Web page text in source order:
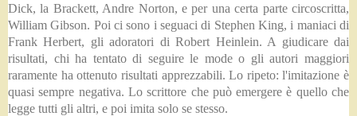
Dick, la Brackett, Andre Norton, e per una certa parte circoscritta,
William Gibson. Poi ci sono i seguaci di Stephen King, i maniaci di
Frank Herbert, gli adoratori di Robert Heinlein. A giudicare dai
risultati, chi ha tentato di seguire le mode o gli autori maggiori
raramente ha ottenuto risultati apprezzabili. Lo ripeto: l'imitazione è
quasi sempre negativa. Lo scrittore che può emergere è quello che
legge tutti gli altri, e poi imita solo se stesso.